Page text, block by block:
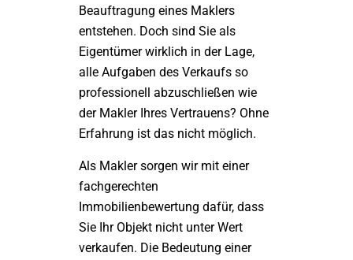
Beauftragung eines Maklers
entstehen. Doch sind Sie als
Eigentümer wirklich in der Lage,
alle Aufgaben des Verkaufs so
professionell abzuschließen wie
der Makler Ihres Vertrauens? Ohne
Erfahrung ist das nicht möglich.
Als Makler sorgen wir mit einer
fachgerechten
Immobilienbewertung dafür, dass
Sie Ihr Objekt nicht unter Wert
verkaufen. Die Bedeutung einer